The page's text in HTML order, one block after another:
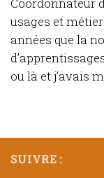
usages et
années que la
ou là et j’avais
SUIVRE :